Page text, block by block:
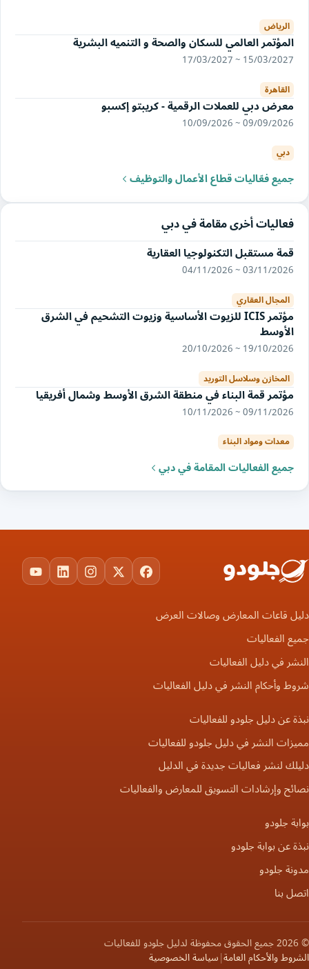
الرياض
المؤتمر العالمي للسكان والصحة و التنميه البشرية
15/03/2027 ~ 17/03/2027
القاهرة
معرض دبي للعملات الرقمية - كريبتو إكسبو
09/09/2026 ~ 10/09/2026
دبي
جميع فعّاليات قطاع الأعمال والتوظيف
فعاليات أخرى مقامة في دبي
قمة مستقبل التكنولوجيا العقارية
03/11/2026 ~ 04/11/2026
المجال العقاري
مؤتمر ICIS للزيوت الأساسية وزيوت التشحيم في الشرق
الأوسط
19/10/2026 ~ 20/10/2026
المخازن وسلاسل التوريد
مؤتمر قمة البناء في منطقة الشرق الأوسط وشمال أفريقيا
09/11/2026 ~ 10/11/2026
معدات ومواد البناء
جميع الفعاليات المقامة في دبي
Facebook
X
Instagram
LinkedIn
دليل قاعات المعارض وصالات العرض
جميع الفعاليات
النشر في دليل الفعاليات
شروط وأحكام النشر في دليل الفعاليات
نبذة عن دليل جلودو للفعاليات
مميزات النشر في دليل جلودو للفعاليات
دليلك لنشر فعاليات جديدة في الدليل
نصائح وإرشادات التسويق للمعارض والفعاليات
بوابة جلودو
نبذة عن بوابة جلودو
مدونة جلودو
اتصل بنا
© 2026 جميع الحقوق محفوظة لدليل جلودو للفعاليات
الشروط والأحكام العامة|سياسة الخصوصية